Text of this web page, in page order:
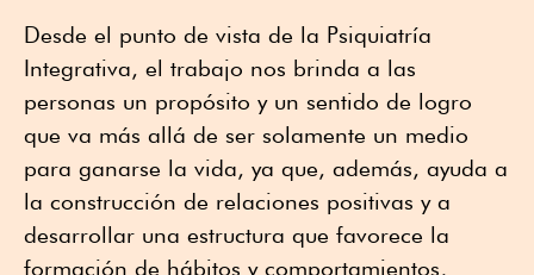
Desde el punto de vista de la Psiquiatría
Integrativa, el trabajo nos brinda a las
personas un propósito y un sentido de logro
que va más allá de ser solamente un medio
para ganarse la vida, ya que, además, ayuda a
la construcción de relaciones positivas y a
desarrollar una estructura que favorece la
formación de hábitos y comportamientos,